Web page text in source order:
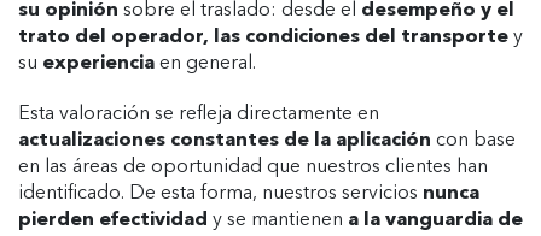
su opinión sobre el traslado: desde el desempeño y el
trato del operador, las condiciones del transporte y
su experiencia en general.
Esta valoración se refleja directamente en
actualizaciones constantes de la aplicación con base
en las áreas de oportunidad que nuestros clientes han
identificado. De esta forma, nuestros servicios nunca
pierden efectividad y se mantienen a la vanguardia de